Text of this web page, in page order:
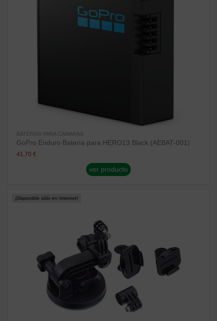
BATERIAS PARA CAMARAS
GoPro Enduro Batería para HERO13 Black (AEBAT-001)
41,70 €
ver producto
¡Disponible sólo en Internet!